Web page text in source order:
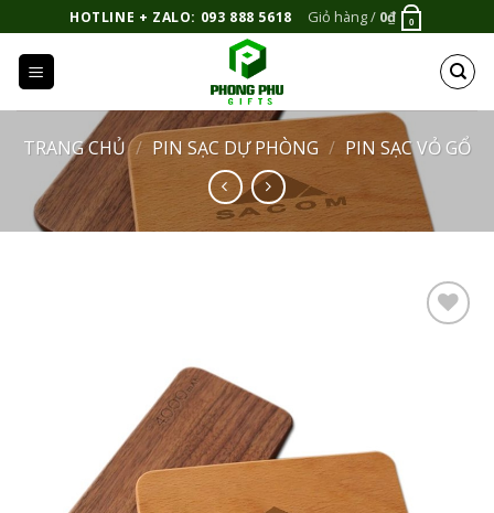
qua
dung
HOTLINE + ZALO: 093 888 5618 Giỏ hàng / 0₫ 0
TRANG CHỦ / PIN SẠC DỰ PHÒNG / PIN SẠC VỎ GỔ